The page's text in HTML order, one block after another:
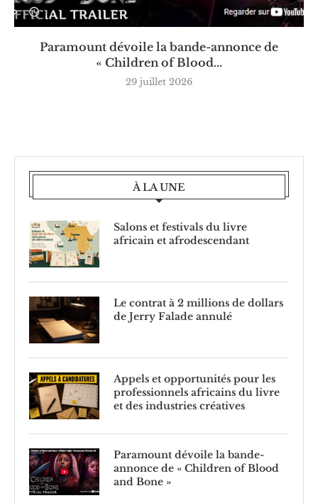
Paramount dévoile la bande-annonce de
« Children of Blood...
29 juillet 2026
À LA UNE
Salons et festivals du livre
africain et afrodescendant
Le contrat à 2 millions de dollars
de Jerry Falade annulé
Appels et opportunités pour les
professionnels africains du livre
et des industries créatives
Paramount dévoile la bande-
annonce de « Children of Blood
and Bone »